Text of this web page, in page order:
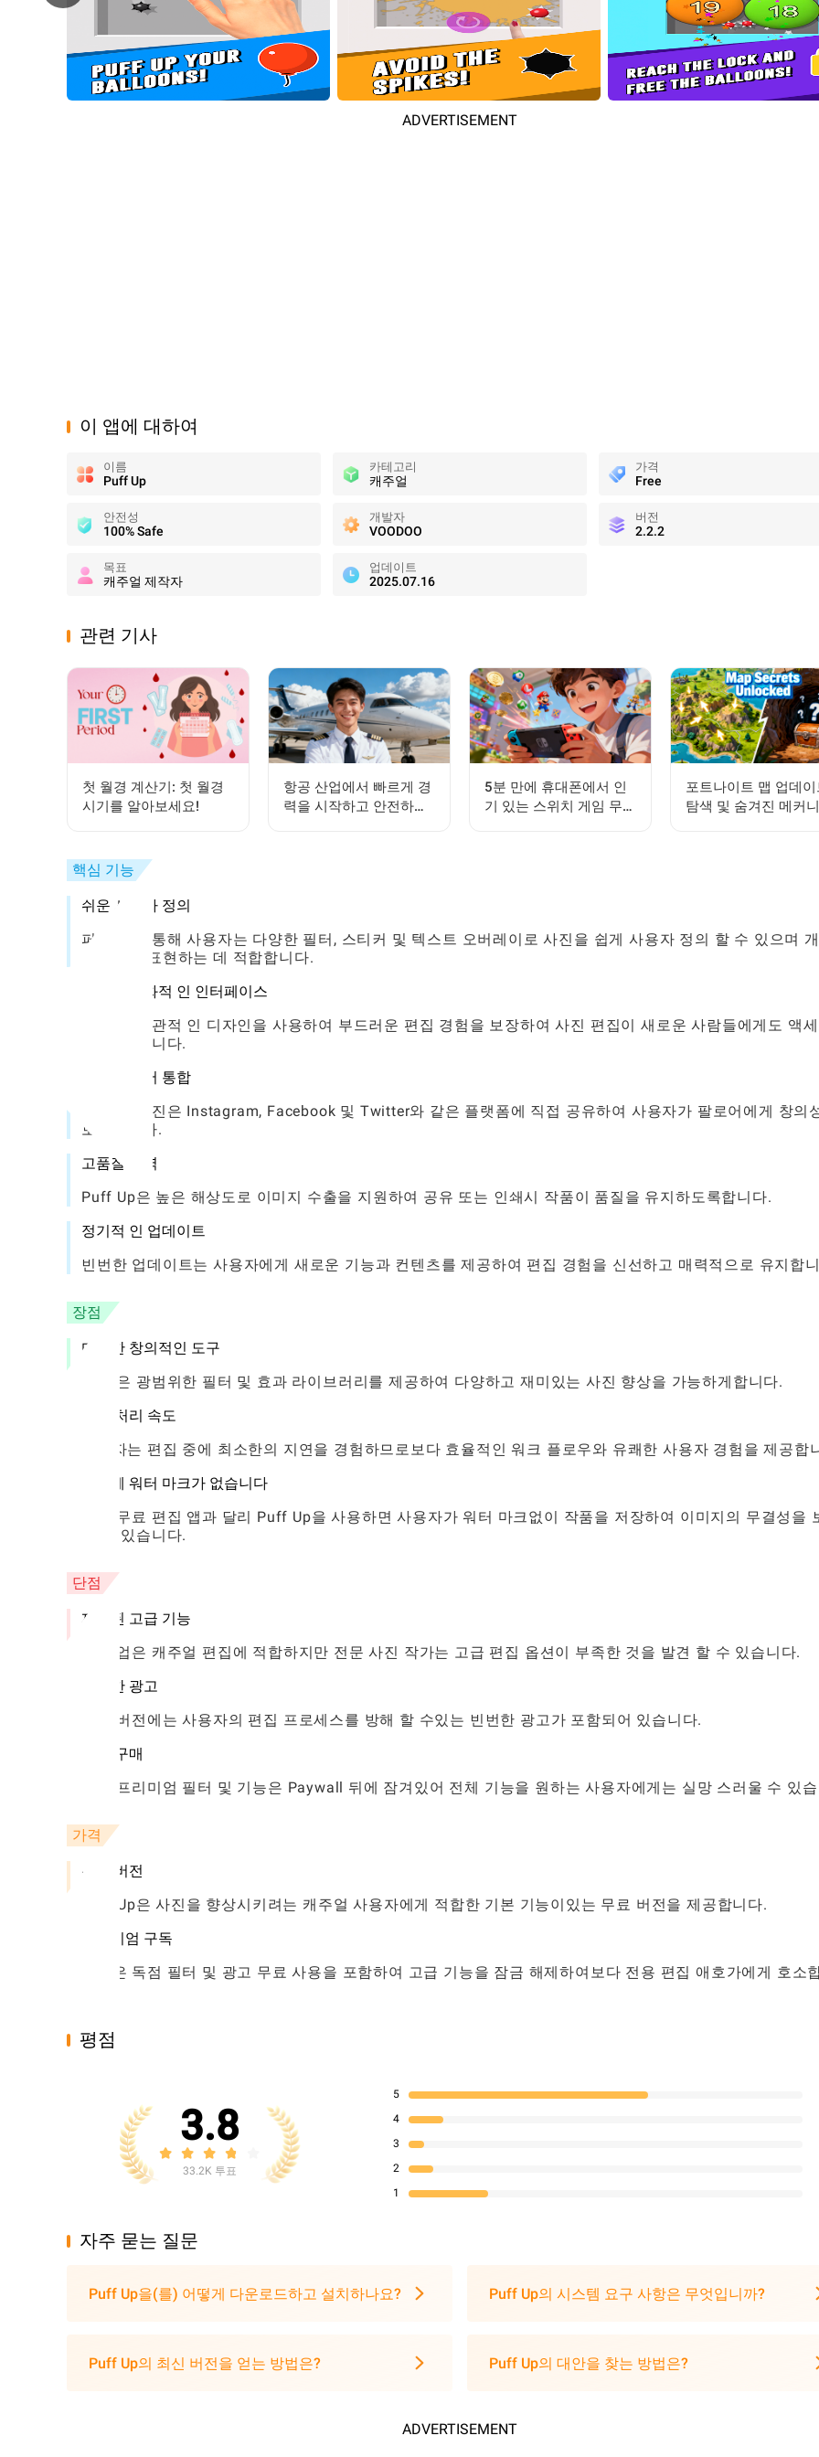
ADVERTISEMENT
이 앱에 대하여
이름
Puff Up
카테고리
캐주얼
가격
Free
안전성
100% Safe
개발자
VOODOO
버전
2.2.2
목표
캐주얼 제작자
업데이트
2025.07.16
관련 기사
첫 월경 계산기: 첫 월경
시기를 알아보세요!
항공 산업에서 빠르게 경
력을 시작하고 안전하게
5분 만에 휴대폰에서 인
기 있는 스위치 게임 무료
포트나이트 맵 업데이
탐색 및 숨겨진 메커니
핵심 기능
쉬운 사용자 정의
퍼프 업을 통해 사용자는 다양한 필터, 스티커 및 텍스트 오버레이로 사진을 쉽게 사용자 정의 할 수 있으며
스타일을 표현하는 데 적합합니다.
사용자 친화적 인 인터페이스
이 앱은 직관적 인 디자인을 사용하여 부드러운 편집 경험을 보장하여 사진 편집이 새로운 사람들에게도 액
할 수 있습니다.
소셜 미디어 통합
편집 된 사진은 Instagram, Facebook 및 Twitter와 같은 플랫폼에 직접 공유하여 사용자가 팔로어에게 창의
보여줍니다.
고품질 출력
Puff Up은 높은 해상도로 이미지 수출을 지원하여 공유 또는 인쇄시 작품이 품질을 유지하도록합니다.
정기적 인 업데이트
빈번한 업데이트는 사용자에게 새로운 기능과 컨텐츠를 제공하여 편집 경험을 신선하고 매력적으로 유지합
장점
다양한 창의적인 도구
이 앱은 광범위한 필터 및 효과 라이브러리를 제공하여 다양하고 재미있는 사진 향상을 가능하게합니다.
빠른 처리 속도
사용자는 편집 중에 최소한의 지연을 경험하므로보다 효율적인 워크 플로우와 유쾌한 사용자 경험을 제공합
수출에 워터 마크가 없습니다
많은 무료 편집 앱과 달리 Puff Up을 사용하면 사용자가 워터 마크없이 작품을 저장하여 이미지의 무결성을
할 수 있습니다.
단점
제한된 고급 기능
퍼프 업은 캐주얼 편집에 적합하지만 전문 사진 작가는 고급 편집 옵션이 부족한 것을 발견 할 수 있습니다.
빈번한 광고
무료 버전에는 사용자의 편집 프로세스를 방해 할 수있는 빈번한 광고가 포함되어 있습니다.
인앱 구매
특정 프리미엄 필터 및 기능은 Paywall 뒤에 잠겨있어 전체 기능을 원하는 사용자에게는 실망 스러울 수 있
가격
무료 버전
Puff Up은 사진을 향상시키려는 캐주얼 사용자에게 적합한 기본 기능이있는 무료 버전을 제공합니다.
프리미엄 구독
구독은 독점 필터 및 광고 무료 사용을 포함하여 고급 기능을 잠금 해제하여보다 전용 편집 애호가에게 호소
평점
3.8
33.2K 투표
5
4
3
2
1
자주 묻는 질문
Puff Up을(를) 어떻게 다운로드하고 설치하나요? Puff Up의 시스템 요구 사항은 무엇입니까?
Puff Up의 최신 버전을 얻는 방법은? Puff Up의 대안을 찾는 방법은?
ADVERTISEMENT